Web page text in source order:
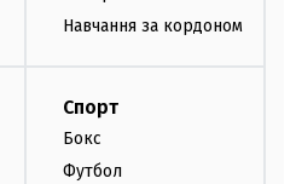
Навчання за кордоном
Спорт
Бокс
Футбол